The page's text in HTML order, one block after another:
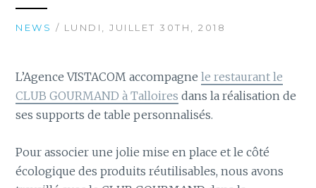
NEWS / LUNDI, JUILLET 30TH, 2018
L’Agence VISTACOM accompagnele restaurant le
CLUB GOURMAND à Talloires dans la réalisation de
ses supports de table personnalisés.
Pour associer une jolie mise en place et le côté
écologique des produits réutilisables, nous avons